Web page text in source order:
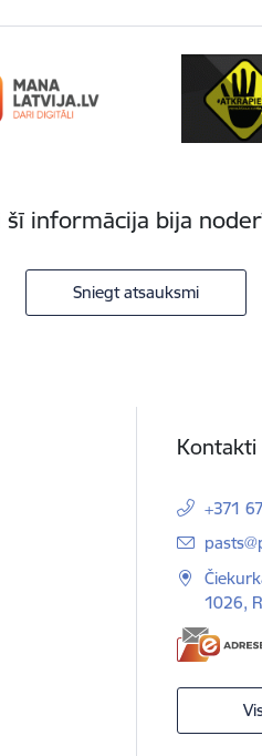
šī informācija bija
Sniegt atsauksmi
Kontakti
+371
E-
1026,